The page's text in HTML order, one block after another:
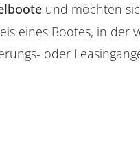
und möchten
eines Bootes, in
oder